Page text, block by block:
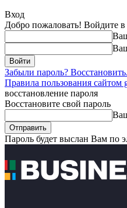
Вход
Добро пожаловать! Войдите
Забыли пароль?
Правила пользования сайтом
восстановление пароля
Восстановите свой пароль
Пароль будет выслан Вам по